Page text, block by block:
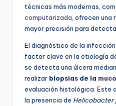
técnicas más modernas,
computarizada , ofrecen una
mayor precisión para
El diagnóstico de la
factor clave en la etiología
se detecta una úlcera
realizar biopsias de la
evaluación histológica. Este
la presencia de Helicobacter